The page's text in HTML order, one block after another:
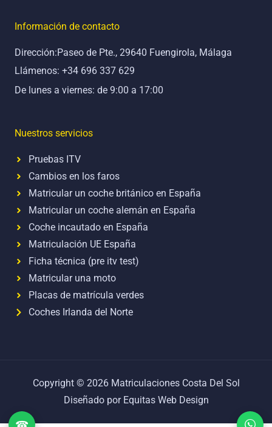
b
k
u
Información de contacto
Dirección:Paseo de Pte., 29640 Fuengirola, Málaga
Llámenos: +34 696 337 629
De lunes a viernes: de 9:00 a 17:00
Nuestros servicios
Pruebas ITV
Cambios en los faros
Matricular un coche británico en España
Matricular un coche alemán en España
Coche incautado en España
Matriculación UE España
Ficha técnica (pre itv test)
Matricular una moto
Placas de matrícula verdes
Coches Irlanda del Norte
Copyright © 2026 Matriculaciones Costa Del Sol
Diseñado por Equitas Web Design